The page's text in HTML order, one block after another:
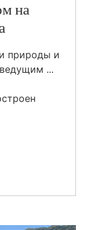
на
природы и
...